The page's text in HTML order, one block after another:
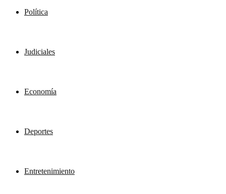
Política
Judiciales
Economía
Deportes
Entretenimiento